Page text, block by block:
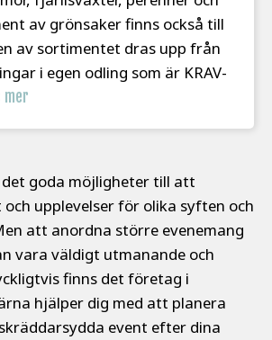
av grönsaker finns också till
av sortimentet dras upp från
i egen odling som är KRAV-
mer
goda möjligheter till att
upplevelser för olika syften och
att anordna större evenemang
vara väldigt utmanande och
finns det företag i
hjälper dig med att planera
event efter dina